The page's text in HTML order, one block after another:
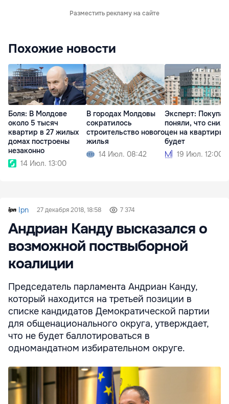
Разместить рекламу на сайте
Похожие новости
Боля: В Молдове
около 5 тысяч
квартир в 27 жилых
домах построены
незаконно
14 Июл. 13:00
В городах Молдовы
сократилось
строительство нового
жилья
14 Июл. 08:42
Эксперт:
поняли, что
цен на квартиры
будет
19 Июл. 12:00
Ipn 27 декабря 2018, 18:58 7 374
Андриан Канду высказался о
возможной поствыборной
коалиции
Председатель парламента Андриан Канду,
который находится на третьей позиции в
списке кандидатов Демократической партии
для общенационального округа, утверждает,
что не будет баллотироваться в
одномандатном избирательном округе.